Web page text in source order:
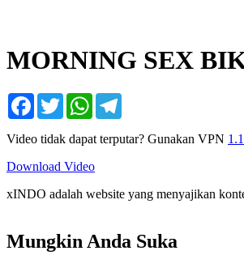
MORNING SEX
Facebook
TwitterWhatsApp
Video tidak dapat terputar? Gunakan VPN
Download Video
xINDO adalah website yang menyajikan
Mungkin Anda Suka